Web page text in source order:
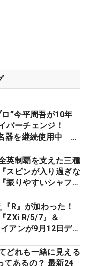
ロ”今平周吾が10年
バーチェンジ！
器を継続使用中 #
英制覇を支えた三種
スピンが入り過ぎな
振りやすいシャフ
プロセッティング
『R』が加わった！
ZXi R/5/7』＆
イアンが9月12日デ
どれも一緒に見える
てあるの？ 最新24